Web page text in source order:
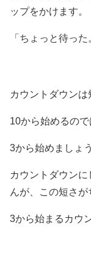
ップをかけます。
「ちょっと待っ
カウントダウンは
10から始めるので
3から始めましょう
カウントダウン
んが、この短さが
3から始まるカウ